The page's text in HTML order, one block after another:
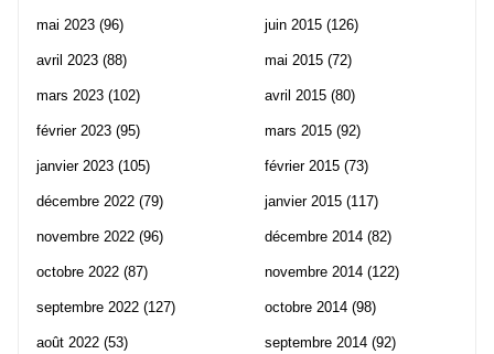
mai 2023 (96)
avril 2023 (88)
mars 2023 (102)
février 2023 (95)
janvier 2023 (105)
décembre 2022 (79)
novembre 2022 (96)
octobre 2022 (87)
septembre 2022 (127)
août 2022 (53)
juin 2015 (126)
mai 2015 (72)
avril 2015 (80)
mars 2015 (92)
février 2015 (73)
janvier 2015 (117)
décembre 2014 (82)
novembre 2014 (122)
octobre 2014 (98)
septembre 2014 (92)